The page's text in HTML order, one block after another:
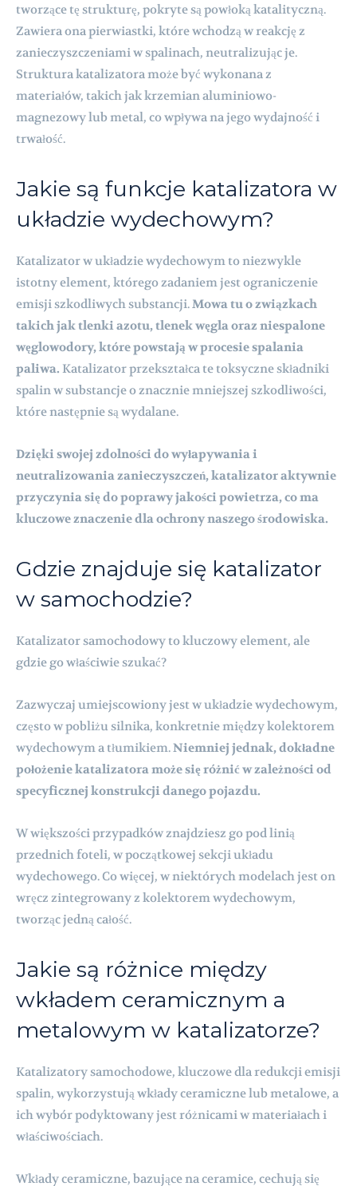
tworzące tę strukturę, pokryte są powłoką katalityczną.
Zawiera ona pierwiastki, które wchodzą w reakcję z
zanieczyszczeniami w spalinach, neutralizując je.
Struktura katalizatora może być wykonana z
materiałów, takich jak krzemian aluminiowo-
magnezowy lub metal, co wpływa na jego wydajność i
trwałość.
Jakie są funkcje katalizatora w
układzie wydechowym?
Katalizator w układzie wydechowym to niezwykle
istotny element, którego zadaniem jest ograniczenie
emisji szkodliwych substancji.Mowa tu o związkach
takich jak tlenki azotu, tlenek węgla oraz niespalone
węglowodory, które powstają w procesie spalania
paliwa. Katalizator przekształca te toksyczne składniki
spalin w substancje o znacznie mniejszej szkodliwości,
które następnie są wydalane.
Dzięki swojej zdolności do wyłapywania i
neutralizowania zanieczyszczeń, katalizator aktywnie
przyczynia się do poprawy jakości powietrza, co ma
kluczowe znaczenie dla ochrony naszego środowiska.
Gdzie znajduje się katalizator
w samochodzie?
Katalizator samochodowy to kluczowy element, ale
gdzie go właściwie szukać?
Zazwyczaj umiejscowiony jest w układzie wydechowym,
często w pobliżu silnika, konkretnie między kolektorem
wydechowym a tłumikiem.Niemniej jednak, dokładne
położenie katalizatora może się różnić w zależności od
specyficznej konstrukcji danego pojazdu.
W większości przypadków znajdziesz go pod linią
przednich foteli, w początkowej sekcji układu
wydechowego. Co więcej, w niektórych modelach jest on
wręcz zintegrowany z kolektorem wydechowym,
tworząc jedną całość.
Jakie są różnice między
wkładem ceramicznym a
metalowym w katalizatorze?
Katalizatory samochodowe, kluczowe dla redukcji emisji
spalin, wykorzystują wkłady ceramiczne lub metalowe, a
ich wybór podyktowany jest różnicami w materiałach i
właściwościach.
Wkłady ceramiczne, bazujące na ceramice, cechują się